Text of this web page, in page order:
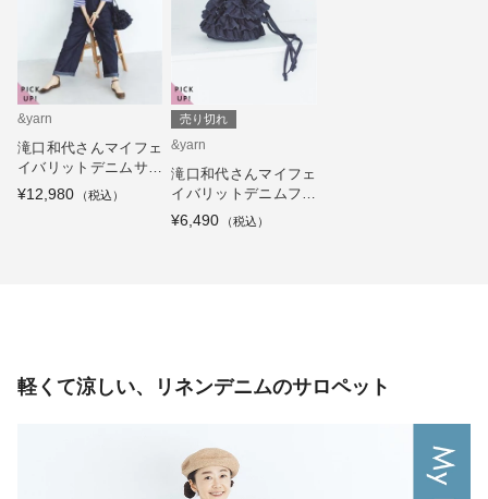
&yarn
滝口和代さんマイフェ
イバリットデニムサロ
ペット
¥12,980
売り切れ
&yarn
滝口和代さんマイフェ
イバリットデニムフリ
ルバッグ
¥6,490
軽くて涼しい、リネンデニムのサロペット